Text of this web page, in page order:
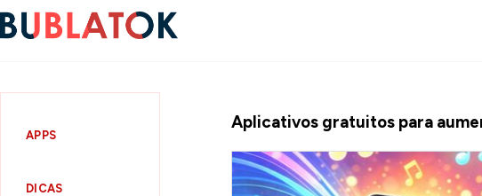
APPS
DICAS
Aplicativos gratuitos para